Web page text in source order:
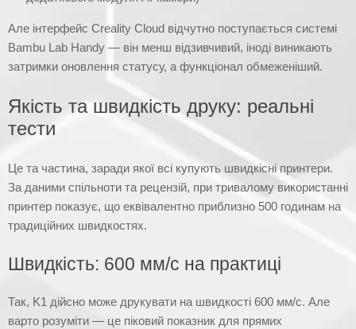
Але інтерфейс Creality Cloud відчутно поступається системі
Bambu Lab Handy — він менш відзивчивий, іноді виникають
затримки оновлення статусу, а функціонал обмеженіший.
Якість та швидкість друку: реальні
тести
Це та частина, заради якої всі купують швидкісні принтери.
За даними спільноти та рецензій, при тривалому використанні
принтер показує, що еквівалентно приблизно 500 годинам на
традиційних швидкостях.
Швидкість: 600 мм/с на практиці
Так, K1 дійсно може друкувати на швидкості 600 мм/с. Але
варто розуміти — це піковий показник для прямих